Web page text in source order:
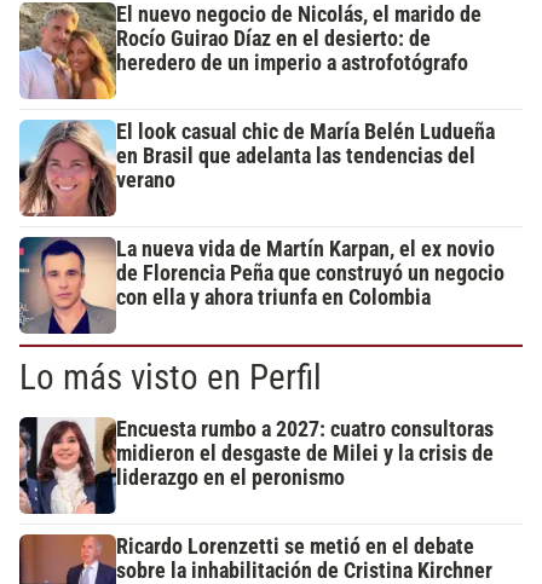
El nuevo negocio de Nicolás, el marido de
Rocío Guirao Díaz en el desierto: de
heredero de un imperio a astrofotógrafo
El look casual chic de María Belén Ludueña
en Brasil que adelanta las tendencias del
verano
La nueva vida de Martín Karpan, el ex novio
de Florencia Peña que construyó un negocio
con ella y ahora triunfa en Colombia
Lo más visto en Perfil
Encuesta rumbo a 2027: cuatro consultoras
midieron el desgaste de Milei y la crisis de
liderazgo en el peronismo
Ricardo Lorenzetti se metió en el debate
sobre la inhabilitación de Cristina Kirchner